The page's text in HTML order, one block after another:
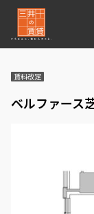
賃料改定
ベルファース